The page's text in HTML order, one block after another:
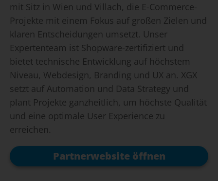
mit Sitz in Wien und Villach, die E-Commerce-
Projekte mit einem Fokus auf großen Zielen und
klaren Entscheidungen umsetzt. Unser
Expertenteam ist Shopware-zertifiziert und
bietet technische Entwicklung auf höchstem
Niveau, Webdesign, Branding und UX an. XGX
setzt auf Automation und Data Strategy und
plant Projekte ganzheitlich, um höchste Qualität
und eine optimale User Experience zu
erreichen.
Partnerwebsite öffnen